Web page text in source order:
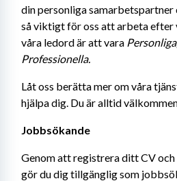
din personliga
så viktigt för oss att arbeta efter
våra ledord är att vara
Professionella.
Låt oss berätta mer om våra
hjälpa dig. Du är alltid
Jobbsökande
Genom att registrera ditt CV och
gör du dig tillgänglig som